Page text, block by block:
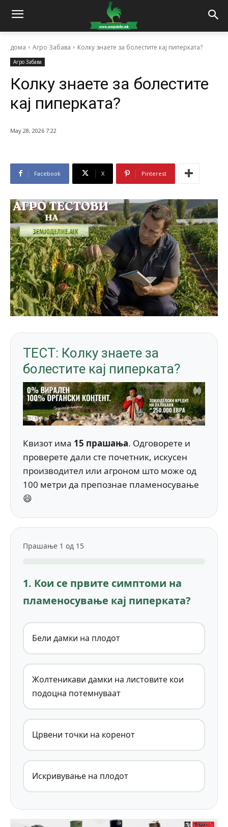
дома Агро Забава Колку знаете за болестите кај пиперката?
Агро Забава
Колку знаете за болестите
кај пиперката?
May 28, 2026 7:22
Facebook X Pinterest
ТЕСТ: Колку знаете за
болестите кај пиперката?
Квизот има 15 прашања. Одговорете и
проверете дали сте почетник, искусен
производител или агроном што може од
100 метри да препознае пламеносување
😄
Прашање 1 од 15
1. Кои се првите симптоми на
пламеносување кај пиперката?
Бели дамки на плодот
Жолтеникави дамки на листовите кои
подоцна потемнуваат
Црвени точки на коренот
Искривување на плодот